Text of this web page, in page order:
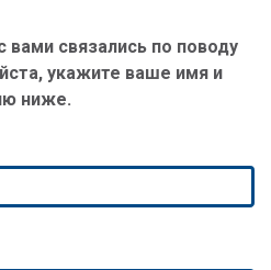
вами связались по поводу
укажите ваше имя и
ниже.